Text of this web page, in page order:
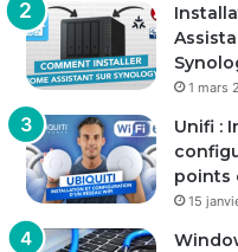
1 mars
Unifi :
points
15